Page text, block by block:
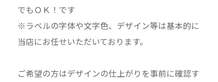
でもＯＫ！です
※ラベルの字体や文字色、デザイン等は基本的に
当店にお任せいただいております。
ご希望の方はデザインの仕上がりを事前に確認す